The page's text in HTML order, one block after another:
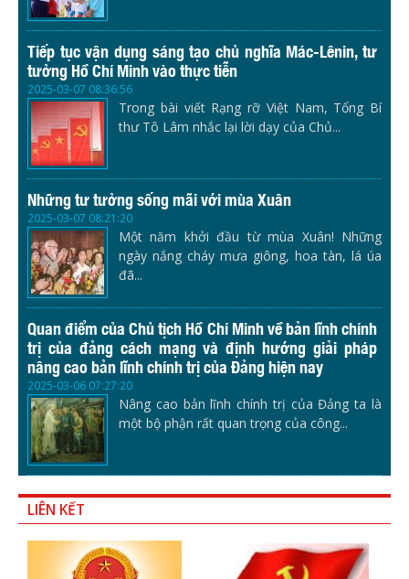
Tiếp tục vận dụng sáng tạo chủ nghĩa Mác-Lênin, tư
tưởng Hồ Chí Minh vào thực tiễn
2025-03-07 08:36:56
Trong bài viết Rạng rỡ Việt Nam, Tổng Bí
thư Tô Lâm nhắc lại lời dạy của Chủ...
Những tư tưởng sống mãi với mùa Xuân
2025-03-07 08:21:20
Một năm khởi đầu từ mùa Xuân! Những
ngày nắng cháy mưa giông, hoa tàn, lá úa
đã...
Quan điểm của Chủ tịch Hồ Chí Minh về bản lĩnh chính
trị của đảng cách mạng và định hướng giải pháp
nâng cao bản lĩnh chính trị của Đảng hiện nay
2025-03-06 07:27:20
Nâng cao bản lĩnh chính trị của Đảng ta là
một bộ phận rất quan trọng của công...
LIÊN KẾT